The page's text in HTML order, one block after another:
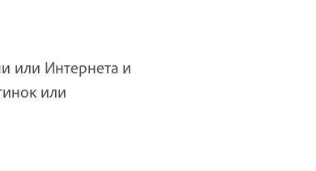
или Интернета и
или